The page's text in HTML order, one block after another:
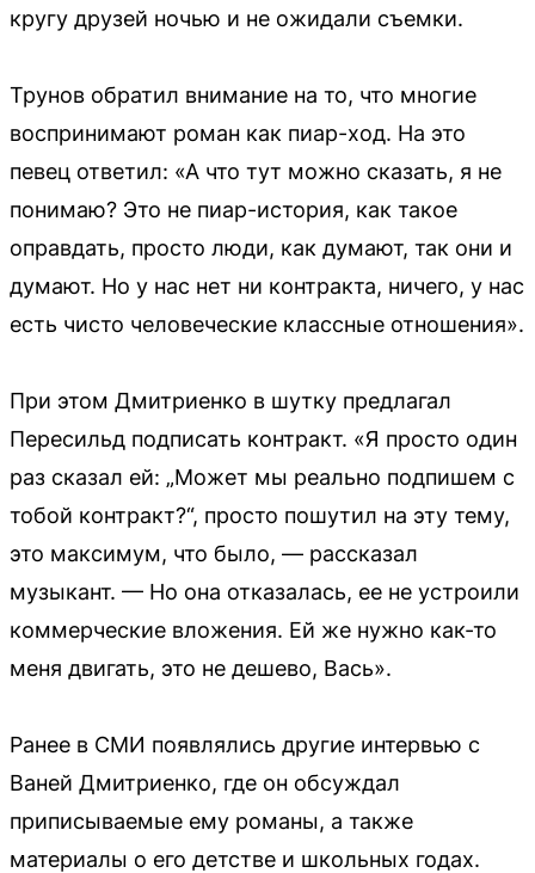
кругу друзей ночью и не ожидали съемки.
Трунов обратил внимание на то, что многие
воспринимают роман как пиар-ход. На это
певец ответил: «А что тут можно сказать, я не
понимаю? Это не пиар-история, как такое
оправдать, просто люди, как думают, так они и
думают. Но у нас нет ни контракта, ничего, у нас
есть чисто человеческие классные отношения».
При этом Дмитриенко в шутку предлагал
Пересильд подписать контракт. «Я просто один
раз сказал ей: „Может мы реально подпишем с
тобой контракт?“, просто пошутил на эту тему,
это максимум, что было, — рассказал
музыкант. — Но она отказалась, ее не устроили
коммерческие вложения. Ей же нужно как-то
меня двигать, это не дешево, Вась».
Ранее в СМИ появлялись другие интервью с
Ваней Дмитриенко, где он обсуждал
приписываемые ему романы, а также
материалы о его детстве и школьных годах.